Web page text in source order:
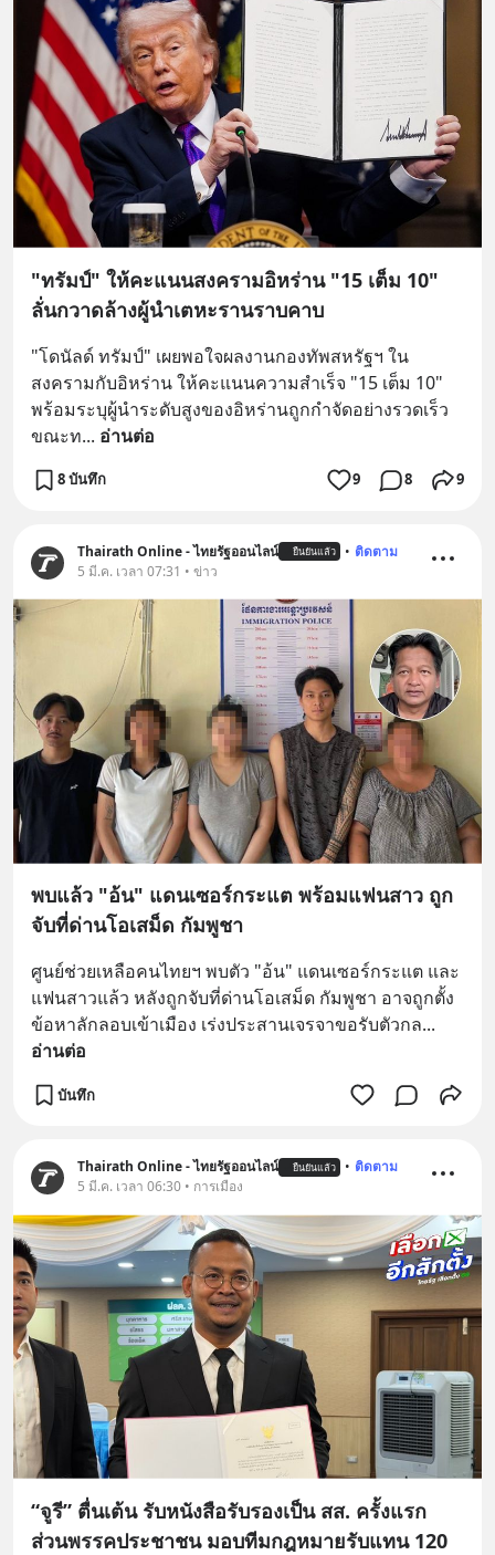
"ทรัมป์" ให้คะแนนสงครามอิหร่าน "15 เต็ม 10"
ลั่นกวาดล้างผู้นำเตหะรานราบคาบ
"โดนัลด์ ทรัมป์" เผยพอใจผลงานกองทัพสหรัฐฯ ใน
สงครามกับอิหร่าน ให้คะแนนความสำเร็จ "15 เต็ม 10"
พร้อมระบุผู้นำระดับสูงของอิหร่านถูกกำจัดอย่างรวดเร็ว
ขณะท... อ่านต่อ
8 บันทึก 9 8 9
Thairath Online - ไทยรัฐออนไลน์ ยืนยันแล้ว • ติดตาม
5 มี.ค. เวลา 07:31 • ข่าว
พบแล้ว "อ้น" แดนเซอร์กระแต พร้อมแฟนสาว ถูก
จับที่ด่านโอเสม็ด กัมพูชา
ศูนย์ช่วยเหลือคนไทยฯ พบตัว "อ้น" แดนเซอร์กระแต และ
แฟนสาวแล้ว หลังถูกจับที่ด่านโอเสม็ด กัมพูชา อาจถูกตั้ง
ข้อหาลักลอบเข้าเมือง เร่งประสานเจรจาขอรับตัวกล
อ่านต่อ
บันทึก
Thairath Online - ไทยรัฐออนไลน์ ยืนยันแล้ว • ติดตาม
5 มี.ค. เวลา 06:30 • การเมือง
“จูรี” ตื่นเต้น รับหนังสือรับรองเป็น สส. ครั้งแรก
ส่วนพรรคประชาชน มอบทีมกฎหมายรับแทน 120